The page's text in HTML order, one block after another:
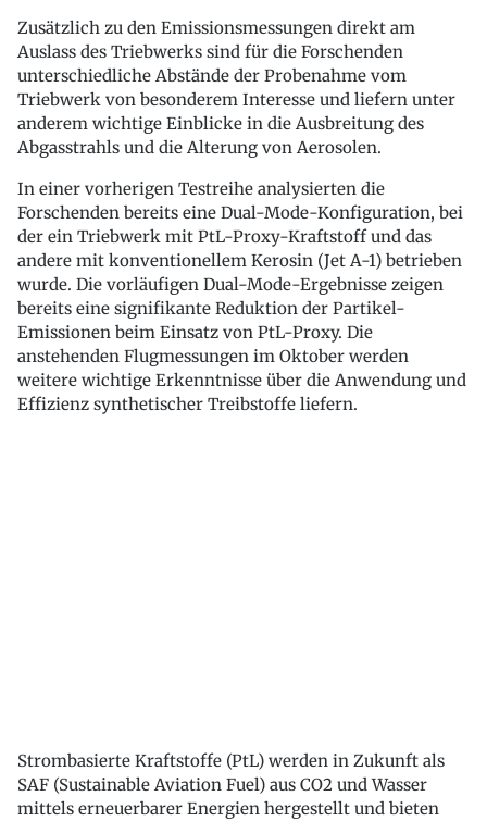
Zusätzlich zu den Emissionsmessungen direkt am
Auslass des Triebwerks sind für die Forschenden
unterschiedliche Abstände der Probenahme vom
Triebwerk von besonderem Interesse und liefern unter
anderem wichtige Einblicke in die Ausbreitung des
Abgasstrahls und die Alterung von Aerosolen.
In einer vorherigen Testreihe analysierten die
Forschenden bereits eine Dual-Mode-Konfiguration, bei
der ein Triebwerk mit PtL-Proxy-Kraftstoff und das
andere mit konventionellem Kerosin (Jet A-1) betrieben
wurde. Die vorläufigen Dual-Mode-Ergebnisse zeigen
bereits eine signifikante Reduktion der Partikel-
Emissionen beim Einsatz von PtL-Proxy. Die
anstehenden Flugmessungen im Oktober werden
weitere wichtige Erkenntnisse über die Anwendung und
Effizienz synthetischer Treibstoffe liefern.
Strombasierte Kraftstoffe (PtL) werden in Zukunft als
SAF (Sustainable Aviation Fuel) aus CO2 und Wasser
mittels erneuerbarer Energien hergestellt und bieten